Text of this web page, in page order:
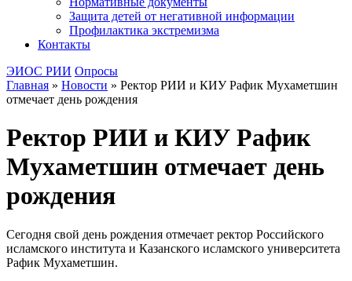
Защита детей от негативной информации
Профилактика экстремизма
Контакты
ЭИОС РИИ Опросы
Главная » Новости » Ректор РИИ и КИУ Рафик Мухаметшин
отмечает день рождения
Ректор РИИ и КИУ Рафик
Мухаметшин отмечает день
рождения
Сегодня свой день рождения отмечает ректор Российского
исламского института и Казанского исламского университета
Рафик Мухаметшин.